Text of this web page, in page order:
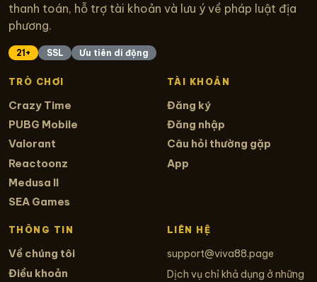
thanh toán, hỗ trợ tài khoản và lưu ý về pháp luật địa
phương.
21+ SSL Ưu tiên di động
TRÒ CHƠI
Crazy Time
PUBG Mobile
Valorant
Reactoonz
Medusa II
SEA Games
TÀI KHOẢN
Đăng ký
Đăng nhập
Câu hỏi thường gặp
App
THÔNG TIN
Về chúng tôi
Điều khoản
LIÊN HỆ
support@viva88.page
Dịch vụ chỉ khả dụng ở những